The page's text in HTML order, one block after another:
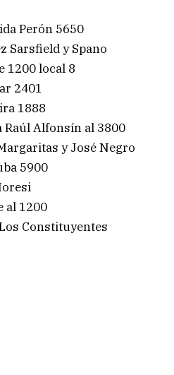
Perón 5650
Sarsfield y Spano
1200 local 8
2401
1888
Raúl Alfonsín al 3800
y José Negro
5900
al 1200
Constituyentes